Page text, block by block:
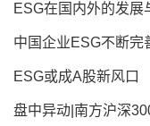
ESG在国内外的发展
中国企业ESG不断完
ESG或成A股新风口
盘中异动|南方沪深